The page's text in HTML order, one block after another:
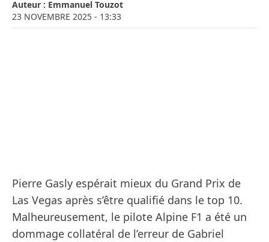
Auteur : Emmanuel Touzot
23 NOVEMBRE 2025 - 13:33
Pierre Gasly espérait mieux du Grand Prix de
Las Vegas après s’être qualifié dans le top 10.
Malheureusement, le pilote Alpine F1 a été un
dommage collatéral de l’erreur de Gabriel